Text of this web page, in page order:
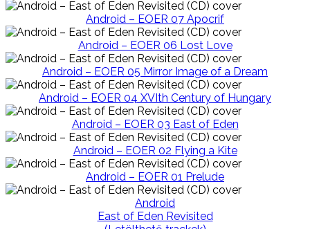
Android – EOER 07 Apocrif
Android – EOER 06 Lost Love
Android – EOER 05 Mirror Image of a Dream
Android – EOER 04 XVIth Century of Hungary
Android – EOER 03 East of Eden
Android – EOER 02 Flying a Kite
Android – EOER 01 Prelude
Android
East of Eden Revisited